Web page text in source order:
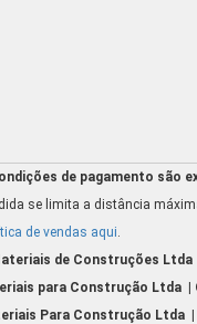
de pagamento são
se limita a distância
de vendas aqui.
de Construções Ltda
para Construção Ltda
Para Construção Ltda